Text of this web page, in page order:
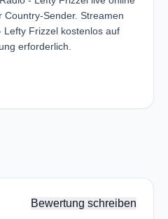
Sender. Streamen
Lefty Frizzel kostenlos auf
erforderlich.
Bewertung schreiben